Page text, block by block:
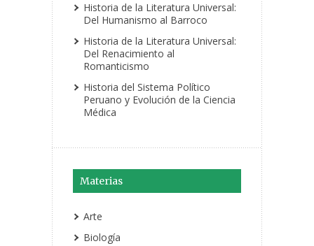
Historia de la Literatura Universal:
Del Humanismo al Barroco
Historia de la Literatura Universal:
Del Renacimiento al
Romanticismo
Historia del Sistema Político
Peruano y Evolución de la Ciencia
Médica
Materias
Arte
Biología